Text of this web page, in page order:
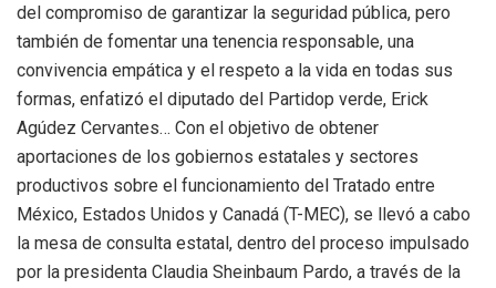
del compromiso de garantizar la seguridad pública, pero
también de fomentar una tenencia responsable, una
convivencia empática y el respeto a la vida en todas sus
formas, enfatizó el diputado del Partidop verde, Erick
Agúdez Cervantes… Con el objetivo de obtener
aportaciones de los gobiernos estatales y sectores
productivos sobre el funcionamiento del Tratado entre
México, Estados Unidos y Canadá (T-MEC), se llevó a cabo
la mesa de consulta estatal, dentro del proceso impulsado
por la presidenta Claudia Sheinbaum Pardo, a través de la